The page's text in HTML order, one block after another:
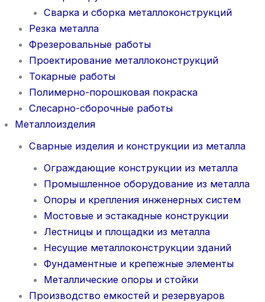
Сварка и сборка металлоконструкций
Резка металла
Фрезеровальные работы
Проектирование металлоконструкций
Токарные работы
Полимерно-порошковая покраска
Слесарно-сборочные работы
Металлоизделия
Сварные изделия и конструкции из металла
Ограждающие конструкции из металла
Промышленное оборудование из металла
Опоры и крепления инженерных систем
Мостовые и эстакадные конструкции
Лестницы и площадки из металла
Несущие металлоконструкции зданий
Фундаментные и крепежные элементы
Металлические опоры и стойки
Производство емкостей и резервуаров